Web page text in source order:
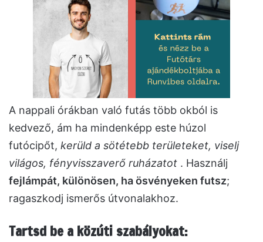
A nappali órákban való futás több okból is
kedvező, ám ha mindenképp este húzol
futócipőt, kerüld a sötétebb területeket, viselj
világos, fényvisszaverő ruházatot . Használj
fejlámpát, különösen, ha ösvényeken futsz;
ragaszkodj ismerős útvonalakhoz.
Tartsd be a közúti szabályokat: